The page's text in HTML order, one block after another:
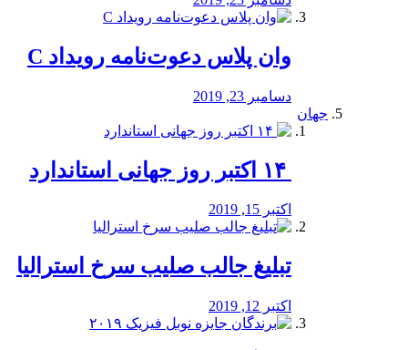
وان پلاس دعوت‌نامه رویداد C
دسامبر 23, 2019
جهان
اکتبر 15, 2019
تبلیغ جالب صلیب سرخ استرالیا
اکتبر 12, 2019